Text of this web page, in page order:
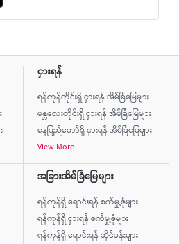
ငှားရန်
ရန်ကုန်တိုင်းရှိ ငှားရန် အိမ်ခြံမြေများ
မန္တလေးတိုင်းရှိ ငှားရန် အိမ်ခြံမြေများ
နေပြည်တော်ရှိ ငှားရန် အိမ်ခြံမြေများ
View More
အခြားအိမ်ခြံမြေများ
ရန်ကုန်ရှိ ရောင်းရန် စက်မှု့ဇုံများ
ရန်ကုန်ရှိ ငှားရန် စက်မှု့ဇုံများ
ရန်ကုန်ရှိ ရောင်းရန် ဆိုင်ခန်းများ